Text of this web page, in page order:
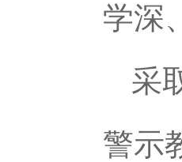
学深
采
警示